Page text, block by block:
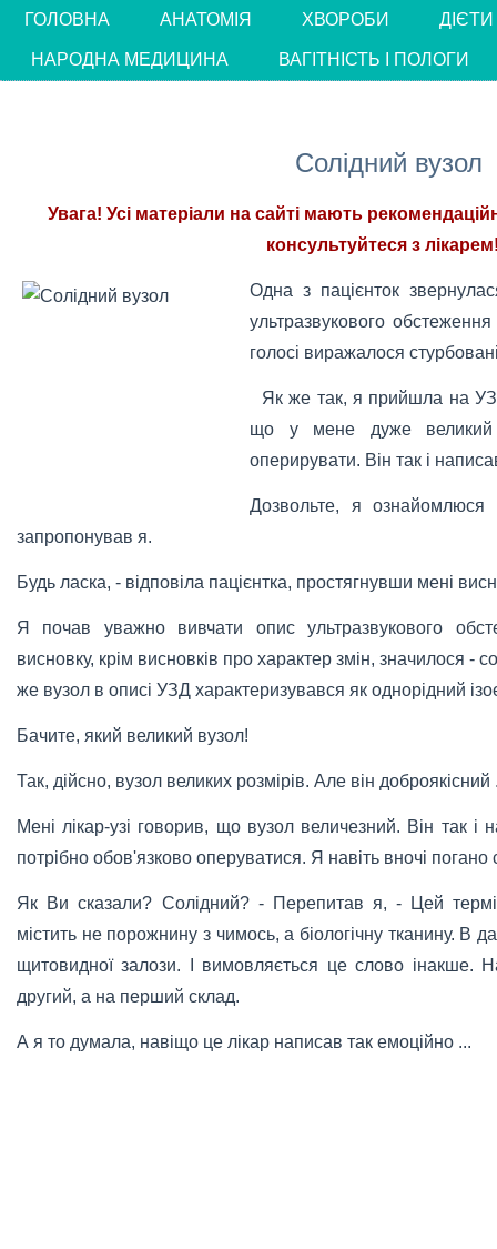
ГОЛОВНА АНАТОМІЯ ХВОРОБИ ДІЄТИ
НАРОДНА МЕДИЦИНА ВАГІТНІСТЬ І ПОЛОГИ
Солідний вузол
Увага! Усі матеріали на сайті мають
консультуйтеся з
Одна з пацієнток
ультразвукового
голосі виражалося
Як же так, я прийшла на
що у мене дуже великий
оперирувати. Він так і
Дозвольте, я ознайомлюся
запропонував я.
Будь ласка, - відповіла пацієнтка, простягнувши мені
Я почав уважно вивчати опис ультразвукового
висновку, крім висновків про характер змін, значилося -
же вузол в описі УЗД характеризувався як однорідний
Бачите, який великий вузол!
Так, дійсно, вузол великих розмірів. Але він доброякісний
Мені лікар-узі говорив, що вузол величезний. Він так і
потрібно обов'язково оперуватися. Я навіть вночі
Як Ви сказали? Солідний? - Перепитав я, - Цей
містить не порожнину з чимось, а біологічну тканину. В
щитовидної залози. І вимовляється це слово інакше.
другий, а на перший склад.
А я то думала, навіщо це лікар написав так емоційно ...